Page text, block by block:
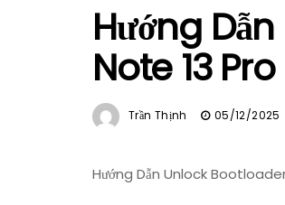
Hướng
Note 13
Trần Thịnh 05/12/2025
Hướng Dẫn Unlock